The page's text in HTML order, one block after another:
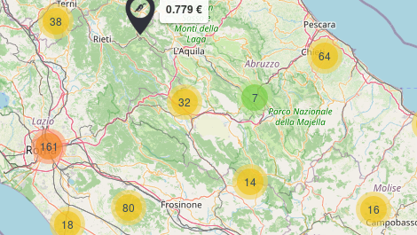
18
14
16
161
80
7
32
64
38
0.779 €